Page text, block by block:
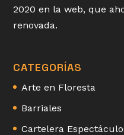
2020 en la web, que
renovada.
CATEGORÍAS
Arte en Floresta
Barriales
Cartelera